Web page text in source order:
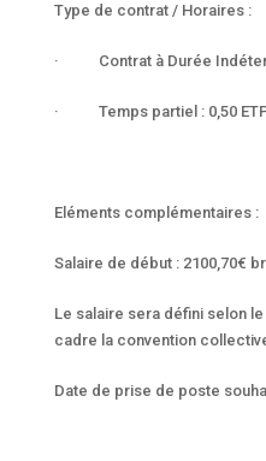
Type de contrat / Horaires :
· Contrat à Durée
· Temps partiel : 0,50 ETP
Eléments complémentaires :
Salaire de début : 2100,70€
Le salaire sera défini selon
cadre la convention
Date de prise de poste